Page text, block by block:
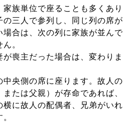
族単位で座ることも多くあり
の三人で参列し、同じ列の席が
場合は、次の列に家族が並んで
。
が喪主だった場合は、変わりま
央側の席に座ります。故人の
たは父親）が存命であれば、
に故人の配偶者、兄弟がいれ